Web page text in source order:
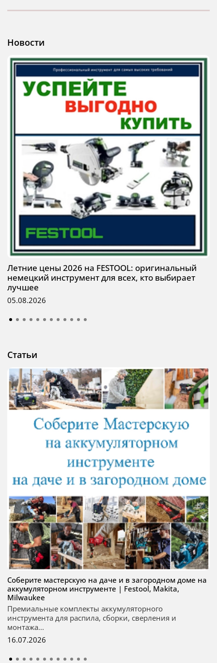
Новости
Летние цены 2026 на FESTOOL: оригинальный
немецкий инструмент для всех, кто выбирает
лучшее
05.08.2026
Статьи
Соберите мастерскую на даче и в загородном доме на
аккумуляторном инструменте | Festool, Makita,
Milwaukee
Премиальные комплекты аккумуляторного
инструмента для распила, сборки, сверления и
монтажа...
16.07.2026